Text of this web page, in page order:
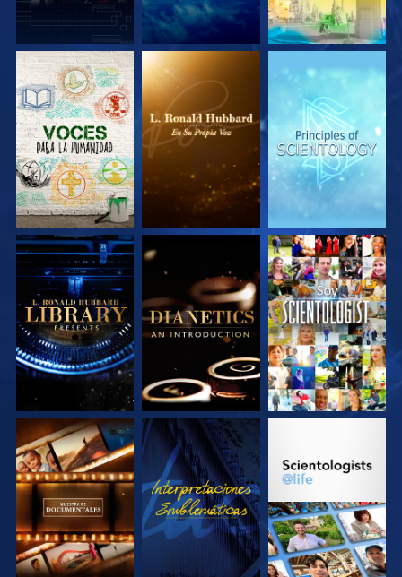
EXPLORA LAS
SERIES
EXPLORA LAS
SERIES
EXPLORA LAS
SERIES
EXPLORA LAS
SERIES
EXPLORA LAS
SERIES
VE
EXPLORA LAS
SERIES
VE
EXPLORA LAS